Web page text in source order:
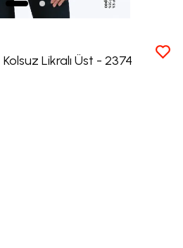
Likralı Üst - 2374